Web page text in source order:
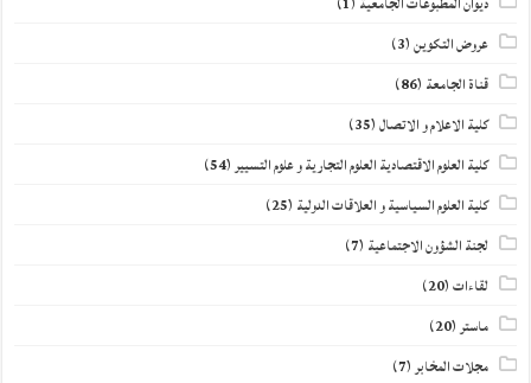
عروض التكوين(3)
قناة الجامعة (86)
كلية الاعلام و الاتصال(35)
كلية العلوم الاقتصادية العلوم التجارية و علوم التسيير(54)
كلية العلوم السياسية و العلاقات الدولية (25)
لجنة الشؤون الاجتماعية (7)
لقاءات(20)
ماستر(20)
مجلات المخابر(7)